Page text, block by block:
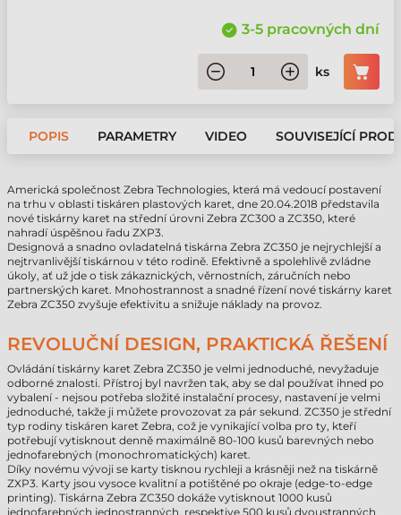
3-5 pracovných dní
ks
POPIS PARAMETRY VIDEO SOUVISEJÍCÍ
Americká společnost Zebra Technologies, která má vedoucí postavení
na trhu v oblasti tiskáren plastových karet, dne 20.04.2018 představila
nové tiskárny karet na střední úrovni Zebra ZC300 a ZC350, které
nahradí úspěšnou řadu ZXP3.
Designová a snadno ovladatelná tiskárna Zebra ZC350 je nejrychlejší a
nejtrvanlivější tiskárnou v této rodině. Efektivně a spolehlivě zvládne
úkoly, ať už jde o tisk zákaznických, věrnostních, záručních nebo
partnerských karet. Mnohostrannost a snadné řízení nové tiskárny karet
Zebra ZC350 zvyšuje efektivitu a snižuje náklady na provoz.
REVOLUČNÍ DESIGN, PRAKTICKÁ ŘEŠENÍ
Ovládání tiskárny karet Zebra ZC350 je velmi jednoduché, nevyžaduje
odborné znalosti. Přístroj byl navržen tak, aby se dal používat ihned po
vybalení - nejsou potřeba složité instalační procesy, nastavení je velmi
jednoduché, takže ji můžete provozovat za pár sekund. ZC350 je střední
typ rodiny tiskáren karet Zebra, což je vynikající volba pro ty, kteří
potřebují vytisknout denně maximálně 80-100 kusů barevných nebo
jednofarebných (monochromatických) karet.
Díky novému vývoji se karty tisknou rychleji a krásněji než na tiskárně
ZXP3. Karty jsou vysoce kvalitní a potištěné po okraje (edge-to-edge
printing). Tiskárna Zebra ZC350 dokáže vytisknout 1000 kusů
jednofarebných jednostranných, respektive 500 kusů dvoustranných